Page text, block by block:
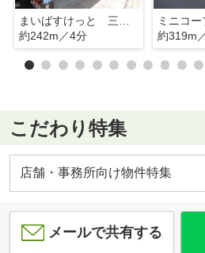
まいばすけっと 三河島駅前店
約242m／4分
ミニコ
約319m
こだわり特集
店舗・事務所向け物件特集
メールで共有する